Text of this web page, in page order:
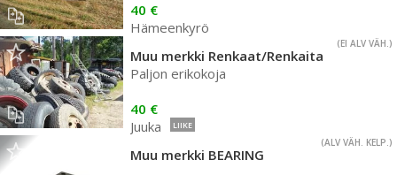
40 €
Hämeenkyrö
(EI ALV VÄH.)
Muu merkki Renkaat/Renkaita
Paljon erikokoja
40 €
Juuka
LIIKE
(ALV VÄH. KELP.)
Muu merkki BEARING